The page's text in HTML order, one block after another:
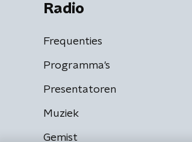
Radio
Frequenties
Programma's
Presentatoren
Muziek
Gemist